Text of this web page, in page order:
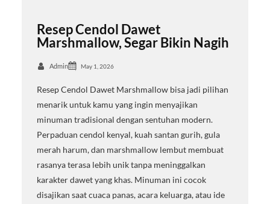
Resep Cendol Dawet
Marshmallow, Segar Bikin Nagih
Admin May 1, 2026
Resep Cendol Dawet Marshmallow bisa jadi pilihan
menarik untuk kamu yang ingin menyajikan
minuman tradisional dengan sentuhan modern.
Perpaduan cendol kenyal, kuah santan gurih, gula
merah harum, dan marshmallow lembut membuat
rasanya terasa lebih unik tanpa meninggalkan
karakter dawet yang khas. Minuman ini cocok
disajikan saat cuaca panas, acara keluarga, atau ide